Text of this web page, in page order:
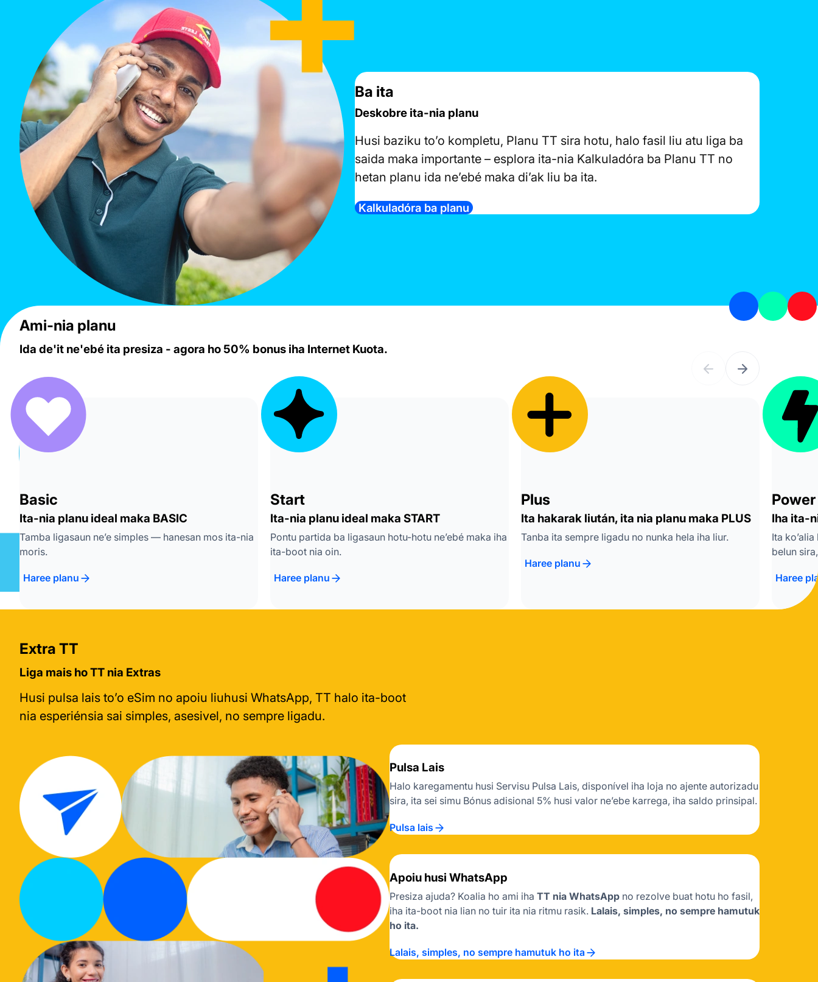
Ba ita
Deskobre ita-nia planu
Husi baziku to’o kompletu, Planu TT sira hotu, halo fasil liu atu liga ba
saida maka importante – esplora ita-nia Kalkuladóra ba Planu TT no
hetan planu ida ne’ebé maka di’ak liu ba ita.
Kalkuladóra ba planu
Ami-nia planu
Ida de'it ne'ebé ita presiza - agora ho 50% bonus iha Internet Kuota.
Basic
Ita-nia planu ideal maka BASIC
Tamba ligasaun ne’e simples — hanesan mos ita-nia
moris.
Haree planu
Start
Ita-nia planu ideal maka START
Pontu partida ba ligasaun hotu-hotu ne’ebé maka iha
ita-boot nia oin.
Haree planu
Plus
Ita hakarak liután, ita nia planu maka PLUS
Tanba ita sempre ligadu no nunka hela iha liur.
Haree planu
Power
Iha ita-
Ita
belun
Haree
Extra TT
Liga mais ho TT nia Extras
Husi pulsa lais to’o eSim no apoiu liuhusi WhatsApp, TT halo ita-boot
nia esperiénsia sai simples, asesivel, no sempre ligadu.
Pulsa Lais
Halo karegamentu husi Servisu Pulsa Lais, disponível iha loja no ajente autorizadu
sira, ita sei simu Bónus adisional 5% husi valor ne’ebe karrega, iha saldo prinsipal.
Pulsa lais
Apoiu husi WhatsApp
Presiza ajuda? Koalia ho ami iha TT nia WhatsApp no ​​rezolve buat hotu ho fasil,
iha ita-boot nia lian no tuir ita nia ritmu rasik. Lalais, simples, no sempre hamutuk
ho ita.
Lalais, simples, no sempre hamutuk ho ita